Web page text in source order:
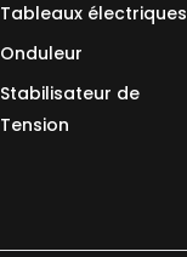
Tableaux électriques
Onduleur
Stabilisateur de
Tension